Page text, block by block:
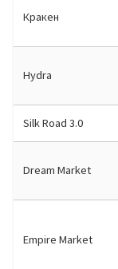
Кракен
Hydra
Silk Road 3.0
Dream Market
Empire Market